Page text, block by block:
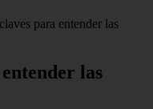
para entender las
las